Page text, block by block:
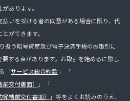
あります。
いを受ける者の同意がある場合に限り、代
ができます。
扱う暗号資産及び電子決済手段のお取引に
する点があります。お取引を始めるに際し
「サービス総合約款 」「
交付書面）
」「
結前交付書面）
」等をよくお読みのうえ、